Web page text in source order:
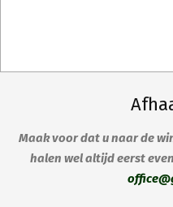
Maak voor dat u naar de
halen wel altijd eerst